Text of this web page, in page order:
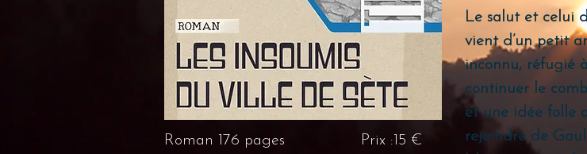
Roman 176 pages Prix :15 €
Le salut et celui
vient d’un petit
inconnu, réfugié
continuer le
et une idée folle
rejoindre de